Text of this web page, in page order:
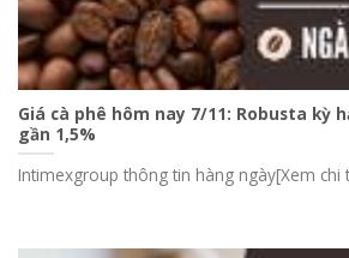
Giá cà phê hôm nay 7/11: Robusta kỳ
gần 1,5%
Intimexgroup thông tin hàng ngày[Xem chi